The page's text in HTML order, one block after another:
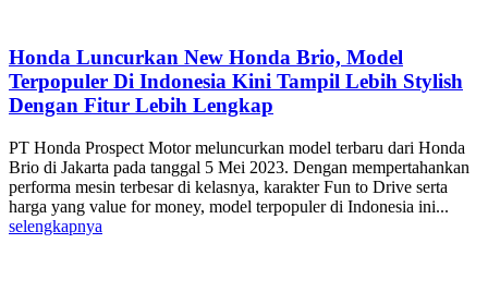
Honda Luncurkan New Honda Brio, Model
Terpopuler Di Indonesia Kini Tampil Lebih Stylish
Dengan Fitur Lebih Lengkap
PT Honda Prospect Motor meluncurkan model terbaru dari Honda
Brio di Jakarta pada tanggal 5 Mei 2023. Dengan mempertahankan
performa mesin terbesar di kelasnya, karakter Fun to Drive serta
harga yang value for money, model terpopuler di Indonesia ini...
selengkapnya